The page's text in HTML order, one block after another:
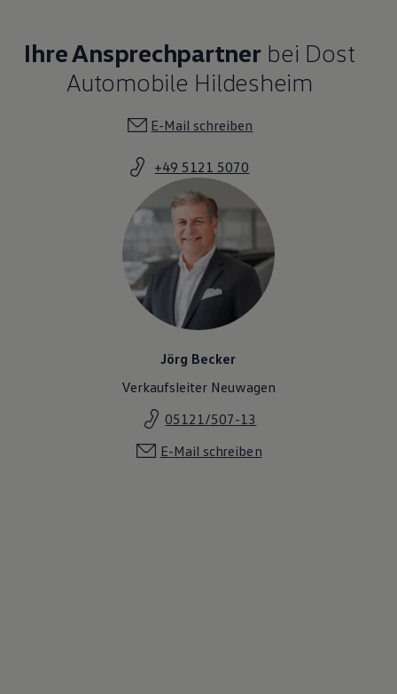
Ihre Ansprechpartnerbei Dost
Automobile Hildesheim
E-Mail schreiben
+49 5121 5070
Jörg Becker
Verkaufsleiter Neuwagen
05121/507-13
E-Mail schreiben